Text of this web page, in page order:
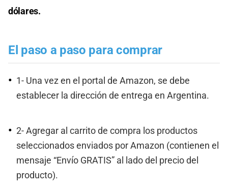
dólares.
El paso a paso para comprar
1- Una vez en el portal de Amazon, se debe
establecer la dirección de entrega en Argentina.
2- Agregar al carrito de compra los productos
seleccionados enviados por Amazon (contienen el
mensaje “Envío GRATIS” al lado del precio del
producto).